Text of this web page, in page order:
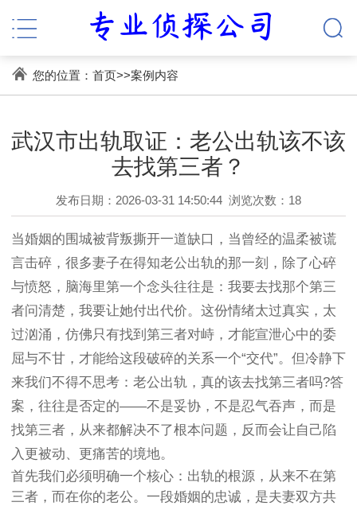
您的位置： 首页>>案例内容
武汉市出轨取证：老公出轨该不该
去找第三者？
发布日期：2026-03-31 14:50:44 浏览次数：18
当婚姻的围城被背叛撕开一道缺口，当曾经的温柔被谎
言击碎，很多妻子在得知老公出轨的那一刻，除了心碎
与愤怒，脑海里第一个念头往往是：我要去找那个第三
者问清楚，我要让她付出代价。这份情绪太过真实，太
过汹涌，仿佛只有找到第三者对峙，才能宣泄心中的委
屈与不甘，才能给这段破碎的关系一个“交代”。但冷静下
来我们不得不思考：老公出轨，真的该去找第三者吗?答
案，往往是否定的——不是妥协，不是忍气吞声，而是
找第三者，从来都解决不了根本问题，反而会让自己陷
入更被动、更痛苦的境地。
首先我们必须明确一个核心：出轨的根源，从来不在第
三者，而在你的老公。一段婚姻的忠诚，是夫妻双方共